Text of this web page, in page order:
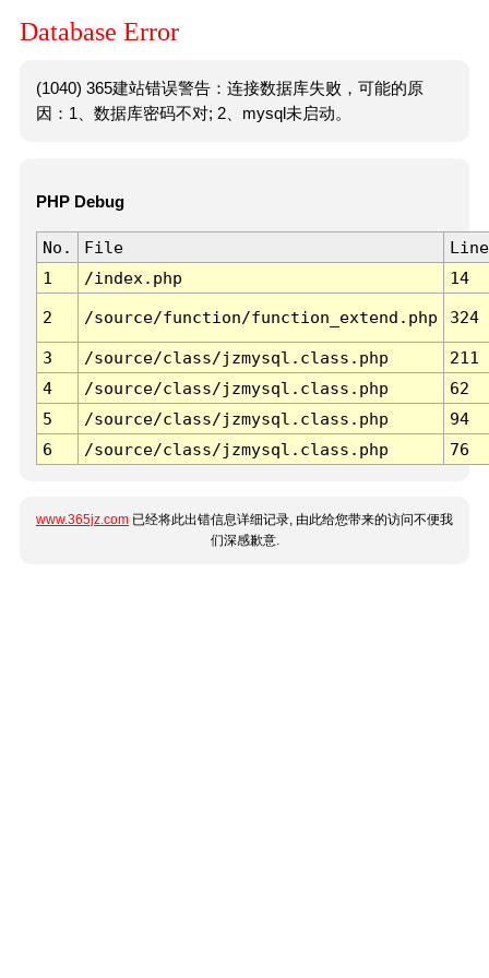
Database Error
(1040) 365建站错误警告：连接数据库失败，可能的原
因：1、数据库密码不对; 2、mysql未启动。
PHP Debug
No. File
Line
1
/index.php 14
2 /source/function/function_extend.php 324
3 /source/class/jzmysql.class.php
211
4
/source/class/jzmysql.class.php
62
5
/source/class/jzmysql.class.php
94
6
/source/class/jzmysql.class.php 76
www.365jz.com 已经将此出错信息详细记录, 由此给您带来的访问不便我
们深感歉意.